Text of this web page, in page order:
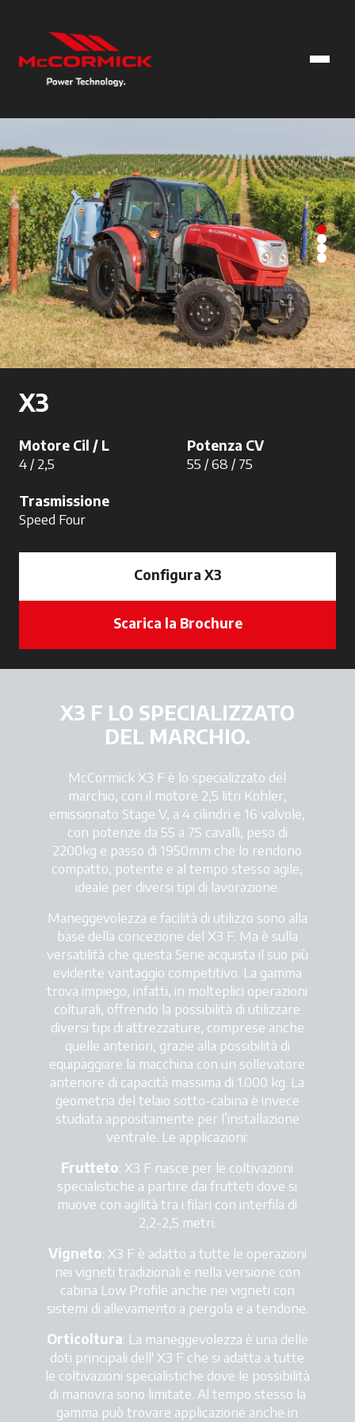
X3
Motore Cil / L
4 / 2,5
Potenza CV
55 / 68 / 75
Trasmissione
Speed Four
Configura X3
Scarica la Brochure
X3 F LO SPECIALIZZATO
DEL MARCHIO.
McCormick X3 F è lo specializzato del
marchio, con il motore 2,5 litri Kohler,
emissionato Stage V, a 4 cilindri e 16 valvole,
con potenze da 55 a 75 cavalli, peso di
2200kg e passo di 1950mm che lo rendono
compatto, potente e al tempo stesso agile,
ideale per diversi tipi di lavorazione.
Maneggevolezza e facilità di utilizzo sono alla
base della concezione del X3 F. Ma è sulla
versatilità che questa Serie acquista il suo più
evidente vantaggio competitivo. La gamma
trova impiego, infatti, in molteplici operazioni
colturali, offrendo la possibilità di utilizzare
diversi tipi di attrezzature, comprese anche
quelle anteriori, grazie alla possibilità di
equipaggiare la macchina con un sollevatore
anteriore di capacità massima di 1.000 kg. La
geometria del telaio sotto-cabina è invece
studiata appositamente per l’installazione
ventrale. Le applicazioni:
Frutteto: X3 F nasce per le coltivazioni
specialistiche a partire dai frutteti dove si
muove con agilità tra i filari con interfila di
2,2-2,5 metri.
Vigneto: X3 F è adatto a tutte le operazioni
nei vigneti tradizionali e nella versione con
cabina Low Profile anche nei vigneti con
sistemi di allevamento a pergola e a tendone.
Orticoltura: La maneggevolezza è una delle
doti principali dell' X3 F che si adatta a tutte
le coltivazioni specialistiche dove le possibilità
di manovra sono limitate. Al tempo stesso la
gamma può trovare applicazione anche in